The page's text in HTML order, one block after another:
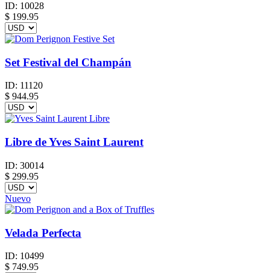
ID: 10028
$ 199.95
Set Festival del Champán
ID: 11120
$ 944.95
Libre de Yves Saint Laurent
ID: 30014
$ 299.95
Nuevo
Velada Perfecta
ID: 10499
$ 749.95